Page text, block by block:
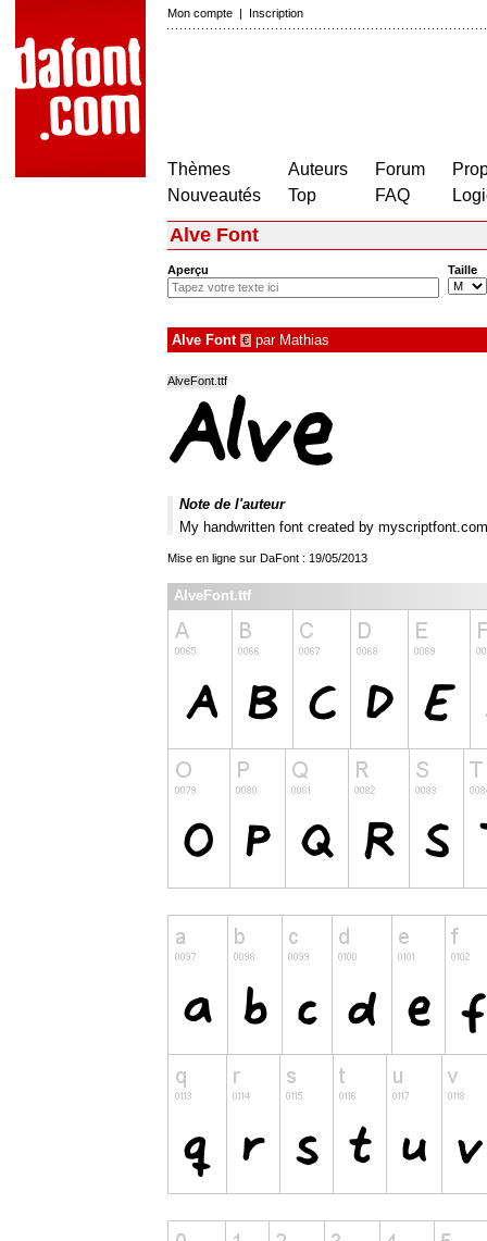
Mon compte | Inscription
Thèmes
Nouveautés
Auteurs
Top
Forum
FAQ
Alve Font
Aperçu Taille
Alve Font € par Mathias
AlveFont.ttf
Note de l'auteur
My handwritten font created by myscriptfont.com
Mise en ligne sur DaFont : 19/05/2013
AlveFont.ttf